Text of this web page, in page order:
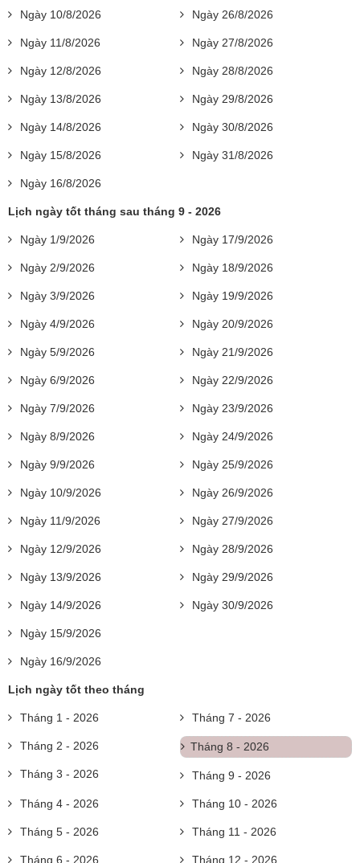
Ngày 10/8/2026
Ngày 11/8/2026
Ngày 12/8/2026
Ngày 13/8/2026
Ngày 14/8/2026
Ngày 15/8/2026
Ngày 16/8/2026
Ngày 26/8/2026
Ngày 27/8/2026
Ngày 28/8/2026
Ngày 29/8/2026
Ngày 30/8/2026
Ngày 31/8/2026
Lịch ngày tốt tháng sau tháng 9 - 2026
Ngày 1/9/2026
Ngày 2/9/2026
Ngày 3/9/2026
Ngày 4/9/2026
Ngày 5/9/2026
Ngày 6/9/2026
Ngày 7/9/2026
Ngày 8/9/2026
Ngày 9/9/2026
Ngày 10/9/2026
Ngày 11/9/2026
Ngày 12/9/2026
Ngày 13/9/2026
Ngày 14/9/2026
Ngày 15/9/2026
Ngày 16/9/2026
Ngày 17/9/2026
Ngày 18/9/2026
Ngày 19/9/2026
Ngày 20/9/2026
Ngày 21/9/2026
Ngày 22/9/2026
Ngày 23/9/2026
Ngày 24/9/2026
Ngày 25/9/2026
Ngày 26/9/2026
Ngày 27/9/2026
Ngày 28/9/2026
Ngày 29/9/2026
Ngày 30/9/2026
Lịch ngày tốt theo tháng
Tháng 1 - 2026
Tháng 2 - 2026
Tháng 3 - 2026
Tháng 4 - 2026
Tháng 5 - 2026
Tháng 6 - 2026
Tháng 7 - 2026
Tháng 8 - 2026
Tháng 9 - 2026
Tháng 10 - 2026
Tháng 11 - 2026
Tháng 12 - 2026